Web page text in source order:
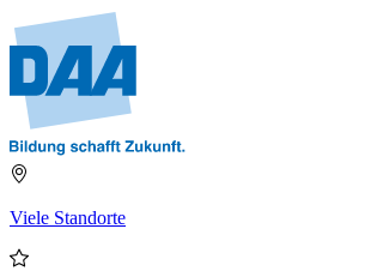
Viele Standorte